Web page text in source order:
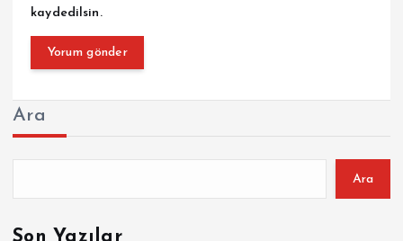
kaydedilsin.
Ara
Ara
Son Yazılar